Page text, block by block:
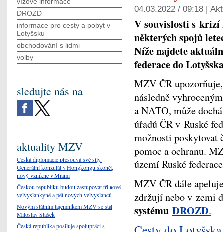
04.03.2022 / 09:18 |
V souvislosti s krizí
některých spojů
Níže najdete
federace do
MZV ČR
následně
a NATO, může
úřadů ČR v Ruské
možnosti poskytovat
pomoc a ochranu.
území Ruské
MZV ČR dále
zdržují nebo v zemi
systému DROZD.
DROZD
informace pro cesty a pobyt v
Lotyšsku
obchodování s lidmi
volby
sledujte nás na
aktuality MZV
Česká diplomacie přesouvá své síly.
Generální konzulát v Hongkongu skončí,
nový vznikne v Miami
Českou republiku budou zastupovat tři nové
velvyslankyně a pět nových velvyslanců
Novým státním tajemníkem MZV se stal
Miloslav Stašek
Česká republika posiluje spolupráci s